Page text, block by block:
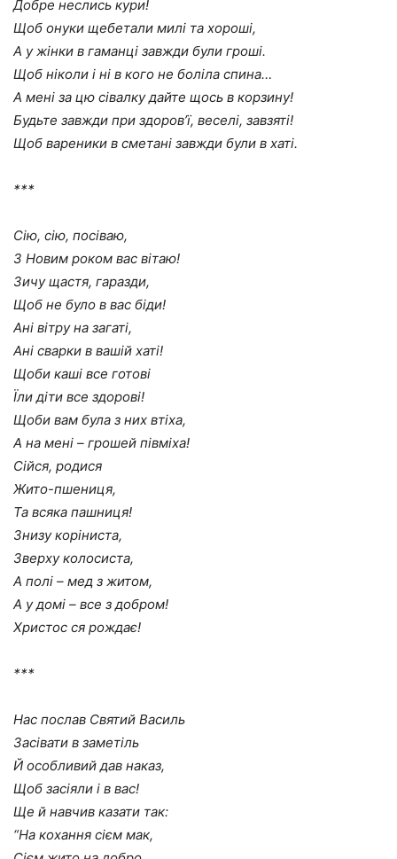
Добре неслись кури!
Щоб онуки щебетали милі та хороші,
А у жінки в гаманці завжди були гроші.
Щоб ніколи і ні в кого не боліла спина…
А мені за цю сівалку дайте щось в корзину!
Будьте завжди при здоров’ї, веселі, завзяті!
Щоб вареники в сметані завжди були в хаті.
***
Сію, сію, посіваю,
З Новим роком вас вітаю!
Зичу щастя, гаразди,
Щоб не було в вас біди!
Ані вітру на загаті,
Ані сварки в вашій хаті!
Щоби каші все готові
Їли діти все здорові!
Щоби вам була з них втіха,
А на мені – грошей півміха!
Сійся, родися
Жито-пшениця,
Та всяка пашниця!
Знизу коріниста,
Зверху колосиста,
А полі – мед з житом,
А у домі – все з добром!
Христос ся рождає!
***
Нас послав Святий Василь
Засівати в заметіль
Й особливий дав наказ,
Щоб засіяли і в вас!
Ще й навчив казати так:
“На кохання сієм мак,